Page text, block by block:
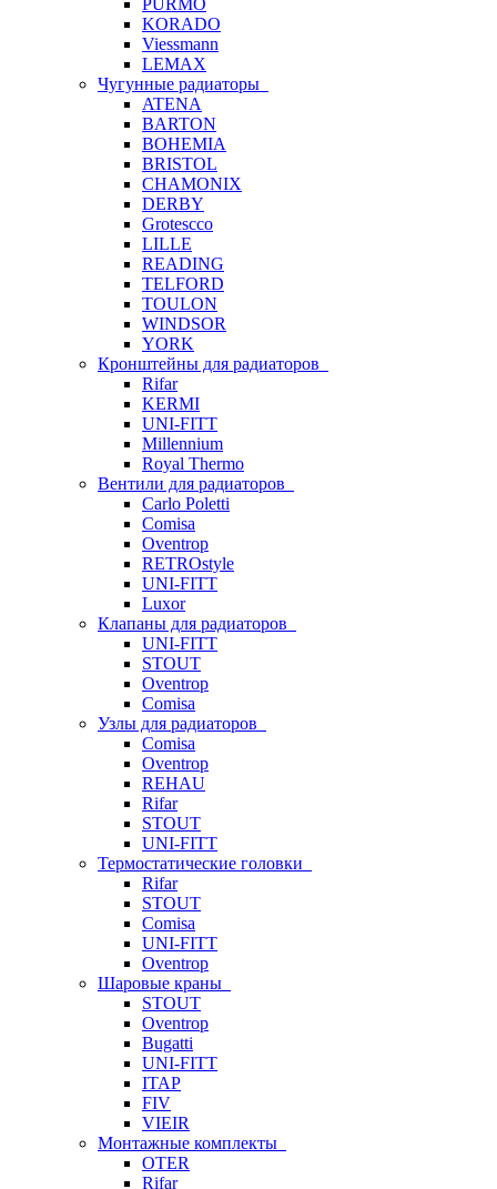
PURMO
KORADO
Viessmann
LEMAX
Чугунные радиаторы
ATENA
BARTON
BOHEMIA
BRISTOL
CHAMONIX
DERBY
Grotescco
LILLE
READING
TELFORD
TOULON
WINDSOR
YORK
Кронштейны для радиаторов
Rifar
KERMI
UNI-FITT
Millennium
Royal Thermo
Вентили для радиаторов
Carlo Poletti
Comisa
Oventrop
RETROstyle
UNI-FITT
Luxor
Клапаны для радиаторов
UNI-FITT
STOUT
Oventrop
Comisa
Узлы для радиаторов
Comisa
Oventrop
REHAU
Rifar
STOUT
UNI-FITT
Термостатические головки
Rifar
STOUT
Comisa
UNI-FITT
Oventrop
Шаровые краны
STOUT
Oventrop
Bugatti
UNI-FITT
ITAP
FIV
VIEIR
Монтажные комплекты
OTER
Rifar